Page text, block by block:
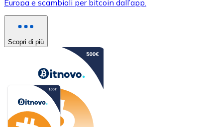
Europa e scambiali per bitcoin dall’app.
Scopri di più